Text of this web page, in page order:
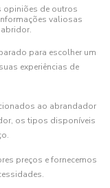
opiniões de outros
valiosas
para escolher um
experiências de
ao abrandador
os tipos disponíveis
preços e fornecemos